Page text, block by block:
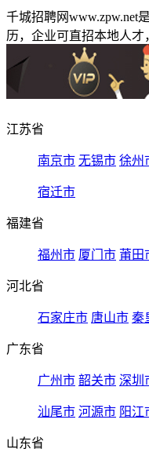
千城招聘网www.zpw.net
历，企业可直招本地人才
江苏省
南京市 无锡市 徐州
宿迁市
福建省
福州市 厦门市 莆田
河北省
石家庄市 唐山市 秦
广东省
广州市 韶关市 深圳
汕尾市 河源市 阳江
山东省